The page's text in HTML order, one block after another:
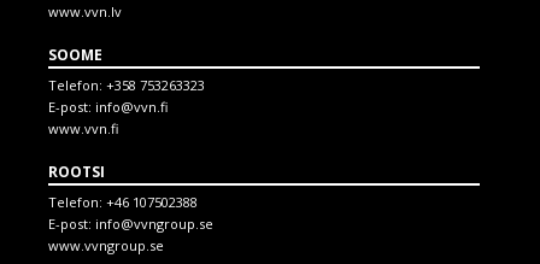
www.vvn.lv
SOOME
Telefon: +358 753263323
E-post: info@vvn.fi
www.vvn.fi
ROOTSI
Telefon: +46 107502388
E-post: info@vvngroup.se
www.vvngroup.se